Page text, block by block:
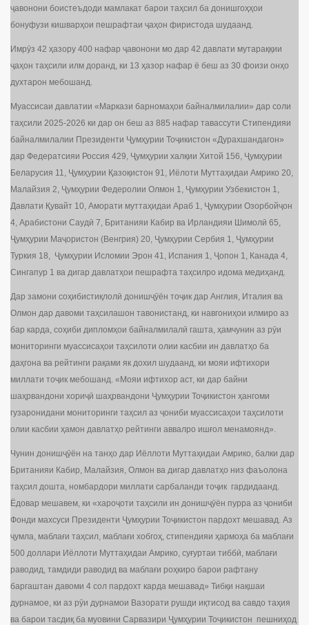
ҷавонони боистеъдоди мамлакат барои таҳсил ба донишгоҳҳои
бонуфузи кишварҳои пешрафтаи ҷаҳон фиристода шудаанд.
Имрӯз 42 ҳазору 400 нафар ҷавонони мо дар 42 давлати мутараққии
ҷаҳон таҳсили илм доранд, ки 13 ҳазор нафар ё беш аз 30 фоизи онҳо
духтарон мебошанд.
Муассисаи давлатии «Маркази барномаҳои байналмилалии» дар соли
таҳсили 2025-2026 ки дар он беш аз 885 нафар тавассути Стипендияи
байналмилалии Президенти Ҷумҳурии Тоҷикистон «Дурахшандагон»
дар Федератсияи Россия 429, Ҷумҳурии халқии Хитой 156, Ҷумҳурии
Беларусия 11, Ҷумҳурии Қазоқистон 91, Иёлоти Муттаҳидаи Амрико 20,
Малайзия 2, Ҷумҳурии Федеролии Олмон 1, Ҷумҳурии Узбекистон 1,
Давлати Қувайт 10, Аморати муттаҳидаи Араб 1, Ҷумҳурии Озорбойҷон
4, Арабистони Саудӣ 7, Британияи Кабир ва Ирландияи Шимолӣ 65,
Ҷумҳурии Маҷористон (Венгрия) 20, Ҷумҳурии Сербия 1, Ҷумҳурии
Туркия 18, Ҷумҳурии Исломии Эрон 41, Испания 1, Ҷопон 1, Канада 4,
Сингапур 1 ва дигар давлатҳои пешрафта таҳсилро идома медиҳанд.
Дар замони соҳибистиқлолӣ донишҷӯён тоҷик дар Англия, Италия ва
Олмон дар давоми таҳсилашон тавонистанд, ки навгониҳои илмиро аз
бар карда, соҳиби дипломҳои байналмилалӣ гашта, ҳамчунин аз рӯи
мониторинги муассисаҳои таҳсилоти олии касбии ин давлатҳо ба
даҳгона ва рейтинги рақами як дохил шудаанд, ки мояи ифтихори
миллати тоҷик мебошанд. «Мояи ифтихор аст, ки дар байни
шаҳрвандони хориҷӣ шаҳрвандони Ҷумҳурии Тоҷикистон ҳангоми
гузаронидани мониторинги таҳсил аз ҷониби муассисаҳои таҳсилоти
олии касбии ҳамон давлатҳо рейтинги аввалро ишғол менамоянд».
Чунин донишҷӯён на танҳо дар Иёллоти Муттаҳидаи Амрико, балки дар
Британияи Кабир, Малайзия, Олмон ва дигар давлатҳо низ фаъолона
таҳсил дошта, номбардори миллати сарбаланди тоҷик гардидаанд.
Ёдовар мешавем, ки «хароҷоти таҳсили ин донишҷӯён пурра аз ҷониби
Фонди махсуси Президенти Ҷумҳурии Тоҷикистон пардохт мешавад. Аз
ҷумла, маблағи таҳсил, маблағи хобгоҳ, стипендияи ҳармоҳа ба маблағи
500 доллари Иёллоти Муттаҳидаи Амрико, суғуртаи тиббӣ, маблағи
раводид, тамдиди раводид ва маблағи роҳкиро барои рафтану
баргаштан давоми 4 сол пардохт карда мешавад» Тибқи нақшаи
дурнамое, ки аз рӯи дурнамои Вазорати рушди иқтисод ва савдо таҳия
ва барои тасдиқ ба муовини Сарвазири Ҷумҳурии Тоҷикистон пешниҳод